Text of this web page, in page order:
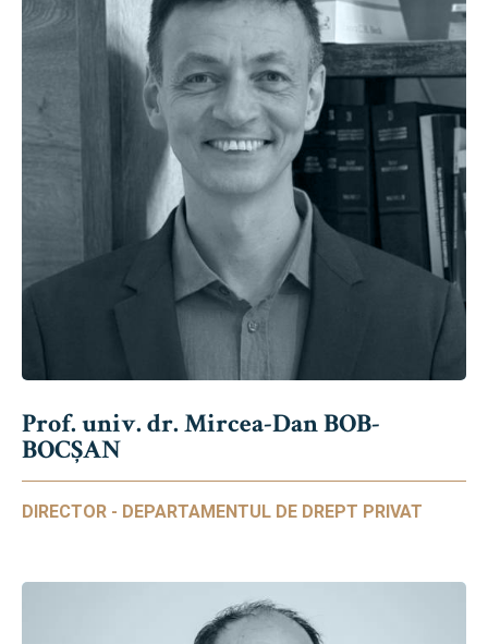
Prof. univ. dr. Mircea-Dan BOB-
BOCȘAN
DIRECTOR - DEPARTAMENTUL DE DREPT PRIVAT